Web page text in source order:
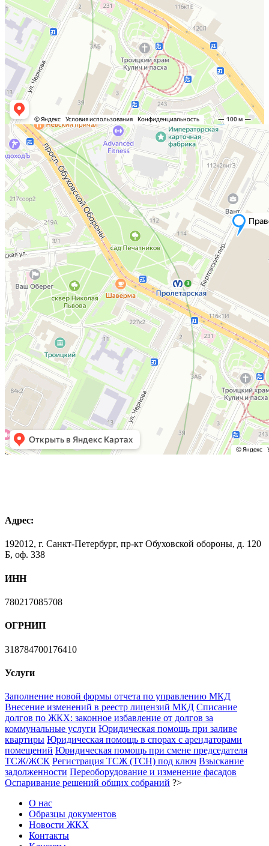
Адрес:
192012, г. Санкт-Петербург, пр-кт Обуховской обороны, д. 120
Б, оф. 338
ИНН
780217085708
ОГРНИП
318784700176410
Услуги
Заполнение новой формы отчета по управлению МКД
Внесение изменений в реестр лицензий МКД Списание
долгов по ЖКХ: законное избавление от долгов за
коммунальные услуги Юридическая помощь при заливе
квартиры Юридическая помощь в спорах с арендаторами
помещений Юридическая помощь при смене председателя
ТСЖ/ЖСК Регистрация ТСЖ (ТСН) под ключ Взыскание
задолженности Переоборудование и изменение фасадов
Оспаривание решений общих собраний ?>
О нас
Образцы документов
Новости ЖКХ
Контакты